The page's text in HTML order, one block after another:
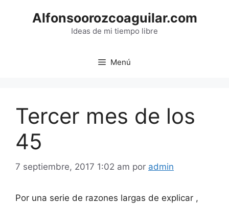
Alfonsoorozcoaguilar.com
Ideas de mi tiempo libre
Menú
Tercer mes de los
45
7 septiembre, 2017 1:02 am por admin
Por una serie de razones largas de explicar ,